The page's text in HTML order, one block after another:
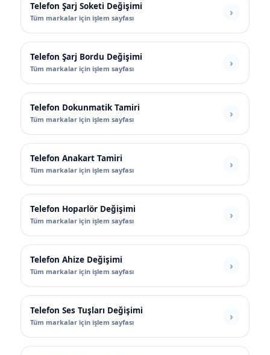
Telefon Şarj Soketi Değişimi
Tüm markalar için işlem sayfası
Telefon Şarj Bordu Değişimi
Tüm markalar için işlem sayfası
Telefon Dokunmatik Tamiri
Tüm markalar için işlem sayfası
Telefon Anakart Tamiri
Tüm markalar için işlem sayfası
Telefon Hoparlör Değişimi
Tüm markalar için işlem sayfası
Telefon Ahize Değişimi
Tüm markalar için işlem sayfası
Telefon Ses Tuşları Değişimi
Tüm markalar için işlem sayfası